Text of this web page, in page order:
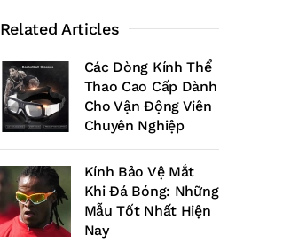
Related Articles
Các Dòng Kính Thể
Thao Cao Cấp Dành
Cho Vận Động Viên
Chuyên Nghiệp
Kính Bảo Vệ Mắt
Khi Đá Bóng: Những
Mẫu Tốt Nhất Hiện
Nay